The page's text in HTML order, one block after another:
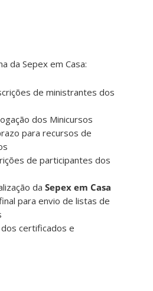
da Sepex em Casa:
de ministrantes dos
dos Minicursos
para recursos de
de participantes dos
daSepex em Casa
para envio de listas de
dos certificados e